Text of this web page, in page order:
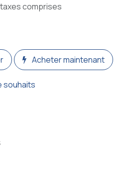
comprises
Acheter maintenant
souhaits